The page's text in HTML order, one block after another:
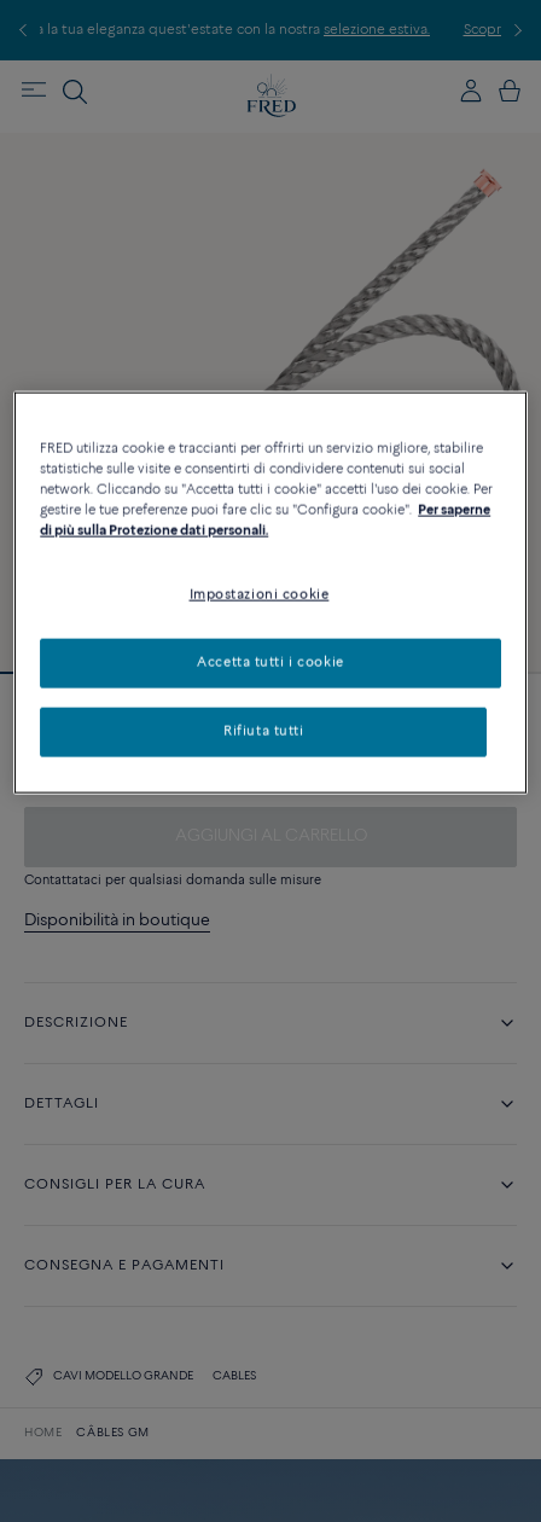
con la nostraselezione estiva. Scopri le nostre creazioni in boutique.
500 €
Contattataci per qualsiasi domanda sulle misure
Disponibilità in boutique
DESCRIZIONE
DETTAGLI
CONSIGLI PER LA CURA
CONSEGNA E PAGAMENTI
CAVI MODELLO GRANDE CABLES
HOME CÂBLES GM
FRED utilizza cookie e traccianti per offrirti un servizio migliore, stabilire
statistiche sulle visite e consentirti di condividere contenuti sui social
network. Cliccando su "Accetta tutti i cookie" accetti l'uso dei cookie. Per
gestire le tue preferenze puoi fare clic su "Configura cookie". Per saperne
di più sulla Protezione dati personali.
Impostazioni cookie
Rifiuta tutti
Accetta tutti i cookie